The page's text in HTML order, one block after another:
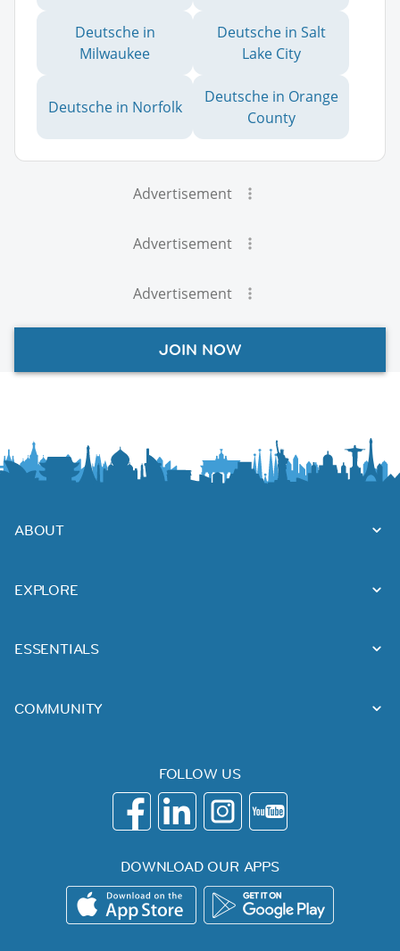
Deutsche in
Milwaukee
Deutsche in Salt
Lake City
Deutsche in Norfolk
Deutsche in Orange
County
Advertisement
Advertisement
Advertisement
JOIN NOW
ABOUT
EXPLORE
ESSENTIALS
COMMUNITY
FOLLOW US
DOWNLOAD OUR APPS